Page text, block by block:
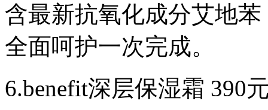
摩
清
洁
皙
肤，
含最新抗氧化成分艾地
全面呵护一次完成。
6.benefit深层保湿霜 390